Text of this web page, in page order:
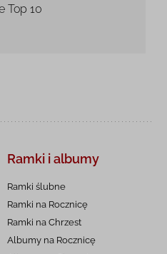
Top 10
Ramki i albumy
Ramki ślubne
Ramki na Rocznicę
Ramki na Chrzest
Albumy na Rocznicę